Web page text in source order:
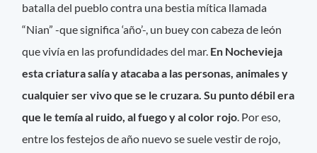
batalla del pueblo contra una bestia mítica llamada
“Nian” -que significa ‘año’-, un buey con cabeza de león
que vivía en las profundidades del mar. En Nochevieja
esta criatura salía y atacaba a las personas, animales y
cualquier ser vivo que se le cruzara. Su punto débil era
que le temía al ruido, al fuego y al color rojo. Por eso,
entre los festejos de año nuevo se suele vestir de rojo,